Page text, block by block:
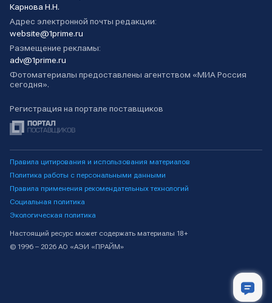
Карнова Н.Н.
Адрес электронной почты редакции:
website@1prime.ru
Размещение рекламы:
adv@1prime.ru
Фотоматериалы предоставлены агентством «МИА Россия
сегодня».
Регистрация на портале поставщиков
Правила цитирования и использования материалов
Политика работы с персональными данными
Правила применения рекомендательных технологий
Социальная политика
Экологическая политика
Настоящий ресурс может содержать материалы 18+
© 1996 – 2026 АО «АЭИ «ПРАЙМ»